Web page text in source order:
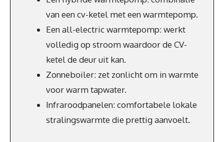
van een cv-ketel met een warmtepomp.
Een all-electric warmtepomp: werkt
volledig op stroom waardoor de CV-
ketel de deur uit kan.
Zonneboiler: zet zonlicht om in warmte
voor warm tapwater.
Infraroodpanelen: comfortabele lokale
stralingswarmte die prettig aanvoelt.